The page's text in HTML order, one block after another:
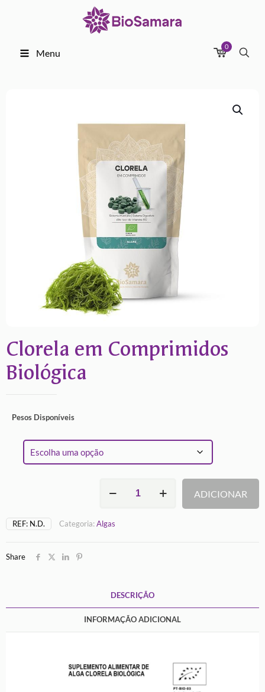
Menu
0
Clorela em Comprimidos
Biológica
Pesos Disponíveis
Comprimidos
ADICIONAR
REF: N.D. Categoria:Algas
Share
DESCRIÇÃO
INFORMAÇÃO ADICIONAL